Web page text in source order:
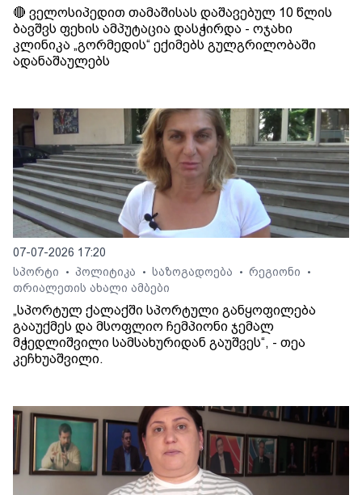
🔴 ველოსიპედით თამაშისას დაშავებულ 10 წლის
ბავშვს ფეხის ამპუტაცია დასჭირდა - ოჯახი
კლინიკა „გორმედის“ ექიმებს გულგრილობაში
ადანაშაულებს
07-07-2026 17:20
სპორტი
• პოლიტიკა • საზოგადოება • რეგიონი •
თრიალეთის ახალი ამბები
„სპორტულ ქალაქში სპორტული განყოფილება
გააუქმეს და მსოფლიო ჩემპიონი ჯემალ
მჭედლიშვილი სამსახურიდან გაუშვეს“, - თეა
კეჩხუაშვილი.